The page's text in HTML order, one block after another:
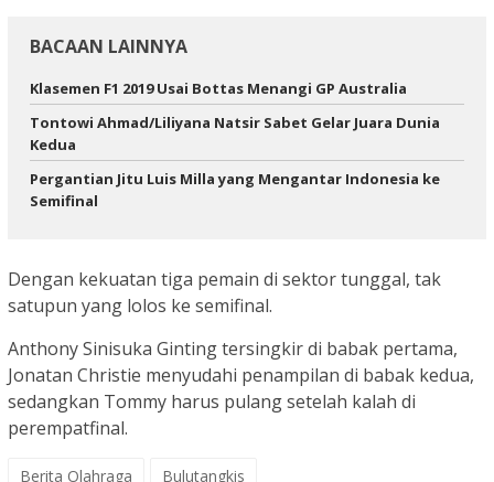
BACAAN LAINNYA
Klasemen F1 2019 Usai Bottas Menangi GP Australia
Tontowi Ahmad/Liliyana Natsir Sabet Gelar Juara Dunia
Kedua
Pergantian Jitu Luis Milla yang Mengantar Indonesia ke
Semifinal
Dengan kekuatan tiga pemain di sektor tunggal, tak
satupun yang lolos ke semifinal.
Anthony Sinisuka Ginting tersingkir di babak pertama,
Jonatan Christie menyudahi penampilan di babak kedua,
sedangkan Tommy harus pulang setelah kalah di
perempatfinal.
Berita Olahraga Bulutangkis